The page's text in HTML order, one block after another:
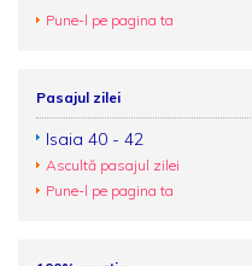
Pune-l pe pagina ta
Pasajul zilei
Isaia 40 - 42
Ascultă pasajul zilei
Pune-l pe pagina ta